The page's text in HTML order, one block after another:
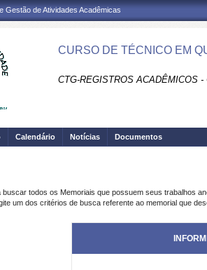
Gestão de Atividades Acadêmicas
CURSO DE TÉCNICO EM
CTG-REGISTROS ACADÊMICOS -
Calendário Notícias Documentos
buscar todos os Memoriais que possuem seus trabalhos
um dos critérios de busca referente ao memorial que